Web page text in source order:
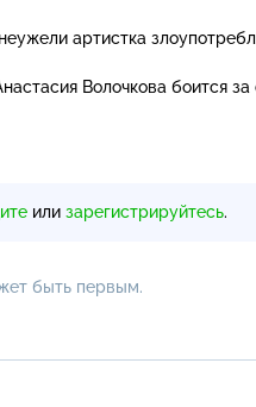
артистка
Волочкова боится
или зарегистрируйтесь.
быть первым.